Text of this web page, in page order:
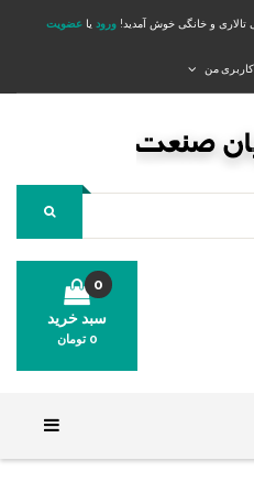
تالاری و خانگی خوش آمدید! ورود یا عضویت
من
سبد خرید
0
0 تومان